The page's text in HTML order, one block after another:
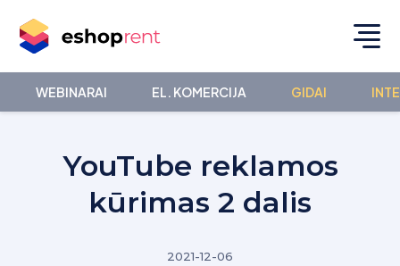
WEBINARAI EL. KOMERCIJA GIDAI
YouTube reklamos
kūrimas 2 dalis
2021-12-06